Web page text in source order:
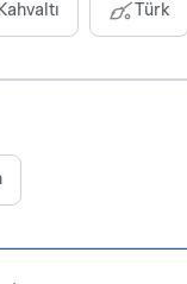
Kahvaltı Türk